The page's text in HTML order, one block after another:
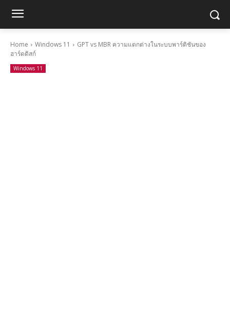
Home Windows 11
GPT vs MBR ความแตกต่างในระบบพาร์ติชันของ
ฮาร์ดดิสก์
Windows 11